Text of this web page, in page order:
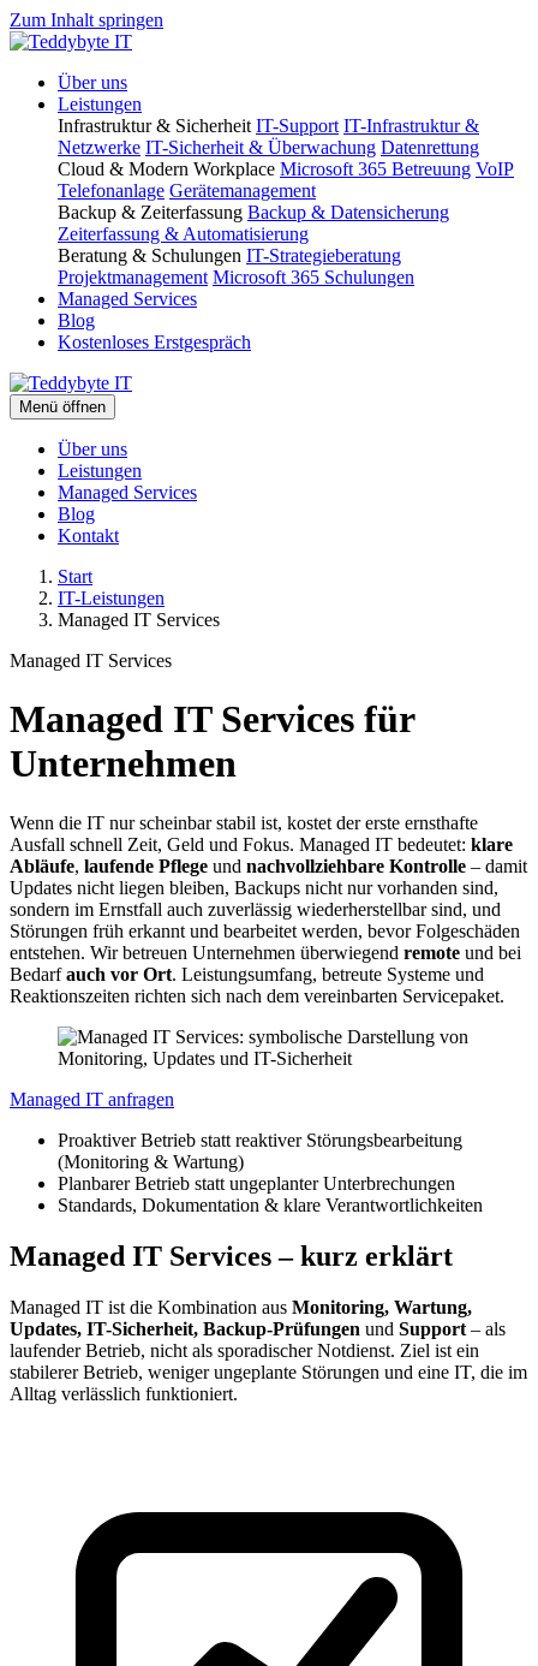
Zum Inhalt springen
Über uns
Leistungen
Infrastruktur & Sicherheit IT-Support IT-Infrastruktur &
Netzwerke IT-Sicherheit & Überwachung Datenrettung
Cloud & Modern Workplace Microsoft 365 Betreuung VoIP
Telefonanlage Gerätemanagement
Backup & Zeiterfassung Backup & Datensicherung
Zeiterfassung & Automatisierung
Beratung & Schulungen IT-Strategieberatung
Projektmanagement Microsoft 365 Schulungen
Managed Services
Blog
Kostenloses Erstgespräch
Menü öffnen
Über uns
Leistungen
Managed Services
Blog
Kontakt
Start
IT-Leistungen
Managed IT Services
Managed IT Services
Managed IT Services für
Unternehmen
Wenn die IT nur scheinbar stabil ist, kostet der erste ernsthafte
Ausfall schnell Zeit, Geld und Fokus. Managed IT bedeutet: klare
Abläufe, laufende Pflege und nachvollziehbare Kontrolle – damit
Updates nicht liegen bleiben, Backups nicht nur vorhanden sind,
sondern im Ernstfall auch zuverlässig wiederherstellbar sind, und
Störungen früh erkannt und bearbeitet werden, bevor Folgeschäden
entstehen. Wir betreuen Unternehmen überwiegend remote und bei
Bedarfauch vor Ort. Leistungsumfang, betreute Systeme und
Reaktionszeiten richten sich nach dem vereinbarten Servicepaket.
Managed IT anfragen
Proaktiver Betrieb statt reaktiver Störungsbearbeitung
(Monitoring & Wartung)
Planbarer Betrieb statt ungeplanter Unterbrechungen
Standards, Dokumentation & klare Verantwortlichkeiten
Managed IT Services – kurz erklärt
Managed IT ist die Kombination aus Monitoring, Wartung,
Updates, IT-Sicherheit, Backup-Prüfungen und Support – als
laufender Betrieb, nicht als sporadischer Notdienst. Ziel ist ein
stabilerer Betrieb, weniger ungeplante Störungen und eine IT, die im
Alltag verlässlich funktioniert.